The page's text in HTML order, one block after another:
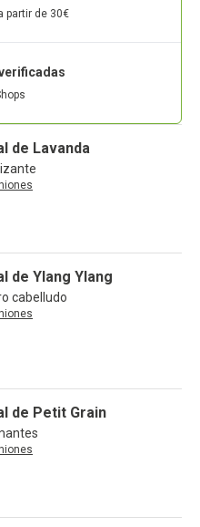
partir de 30€
de Lavanda
de Ylang Ylang
cabelludo
de Petit Grain